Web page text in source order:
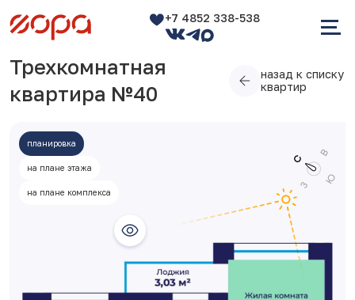
+7 4852 338-538
Трехкомнатная
квартира №40
назад к списку
квартир
планировка
на плане этажа
на плане комплекса